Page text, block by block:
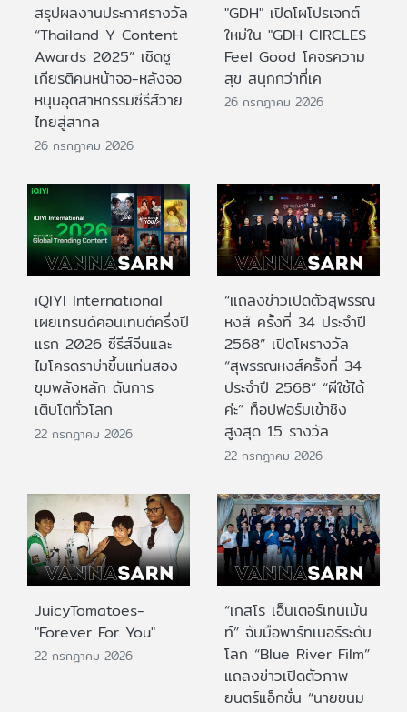
สรุปผลงานประกาศรางวัล
“Thailand Y Content
Awards 2025” เชิดชู
เกียรติคนหน้าจอ-หลังจอ
หนุนอุตสาหกรรมซีรีส์วาย
ไทยสู่สากล
26 กรกฎาคม 2026
"GDH" เปิดโผโปรเจกต์
ใหม่ใน "GDH CIRCLES
Feel Good โคจรความ
สุข สนุกกว่าที่เค
26 กรกฎาคม 2026
iQIYI International
เผยเทรนด์คอนเทนต์ครึ่งปี
แรก 2026 ซีรีส์จีนและ
ไมโครดราม่าขึ้นแท่นสอง
ขุมพลังหลัก ดันการ
เติบโตทั่วโลก
22 กรกฎาคม 2026
“แถลงข่าวเปิดตัวสุพรรณ
หงส์ ครั้งที่ 34 ประจำปี
2568” เปิดโผรางวัล
“สุพรรณหงส์ครั้งที่ 34
ประจำปี 2568” “ผีใช้ได้
ค่ะ” ท็อปฟอร์มเข้าชิง
สูงสุด 15 รางวัล
22 กรกฎาคม 2026
JuicyTomatoes-
"Forever For You"
22 กรกฎาคม 2026
“เกสโร เอ็นเตอร์เทนเม้น
ท์” จับมือพาร์ทเนอร์ระดับ
โลก “Blue River Film”
แถลงข่าวเปิดตัวภาพ
ยนตร์แอ็กชั่น “นายขนม